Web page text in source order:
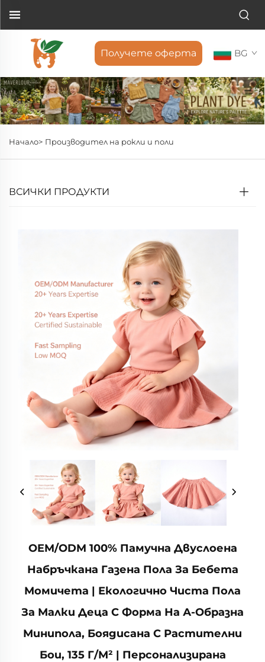
Получете оферта BG
Начало> Производител на рокли и поли
ВСИЧКИ ПРОДУКТИ
OEM/ODM 100% Памучна Двуслоена
Набръчкана Газена Пола За Бебета
Момичета | Екологично Чиста Пола
За Малки Деца С Форма На А-Образна
Минипола, Боядисана С Растителни
Бои, 135 Г/м² | Персонализирана